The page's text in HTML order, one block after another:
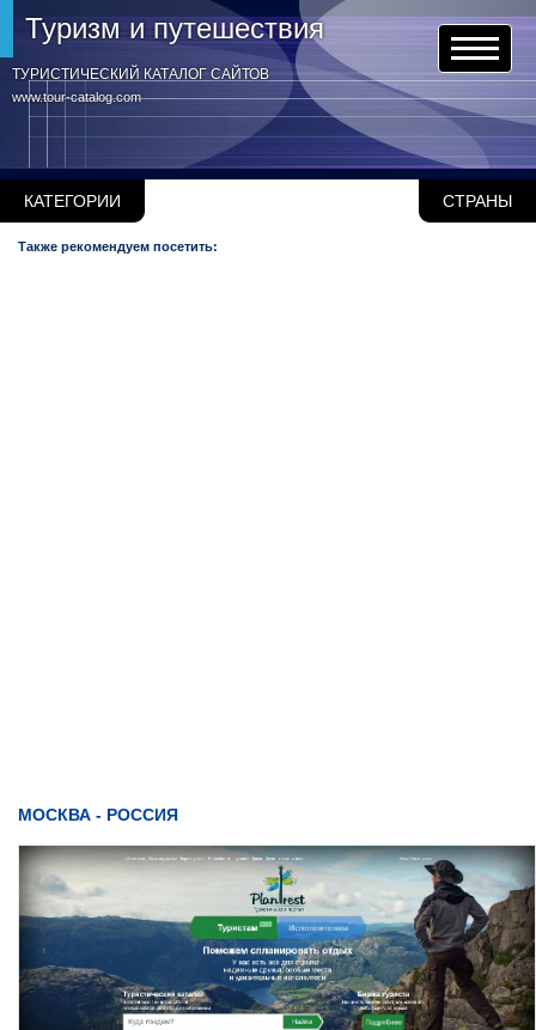
www.tour-catalog.com
Туризм и путешествия
ТУРИСТИЧЕСКИЙ КАТАЛОГ САЙТОВ
КАТЕГОРИИ СТРАНЫ
Также рекомендуем посетить:
МОСКВА - РОССИЯ